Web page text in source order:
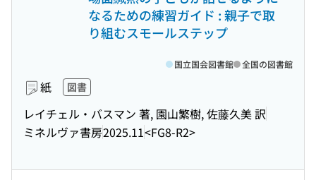
なるための練習ガイド : 親子で取
り組むスモールステップ
紙 図書
レイチェル・バスマン 著, 園山繁樹, 佐藤久美 訳
ミネルヴァ書房2025.11<FG8-R2>
国立国会図書館 全国の図書館